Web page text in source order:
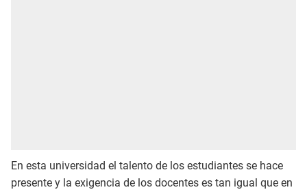
En esta universidad el talento de los estudiantes se hace
presente y la exigencia de los docentes es tan igual que en